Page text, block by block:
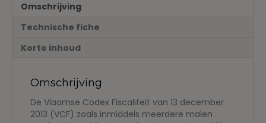
aantal
Omschrijving
Technische fiche
Korte inhoud
Omschrijving
De Vlaamse Codex Fiscaliteit van 13 december
2013 (VCF) zoals inmiddels meerdere malen